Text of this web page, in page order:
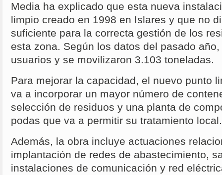
Media ha explicado que esta nueva
limpio creado en 1998 en Islares y que no
suficiente para la correcta gestión de los
esta zona. Según los datos del pasado
usuarios y se movilizaron 3.103 toneladas.
Para mejorar la capacidad, el nuevo punto
va a incorporar un mayor número de
selección de residuos y una planta de
podas que va a permitir su tratamiento local.
Además, la obra incluye actuaciones
implantación de redes de abastecimiento,
instalaciones de comunicación y red